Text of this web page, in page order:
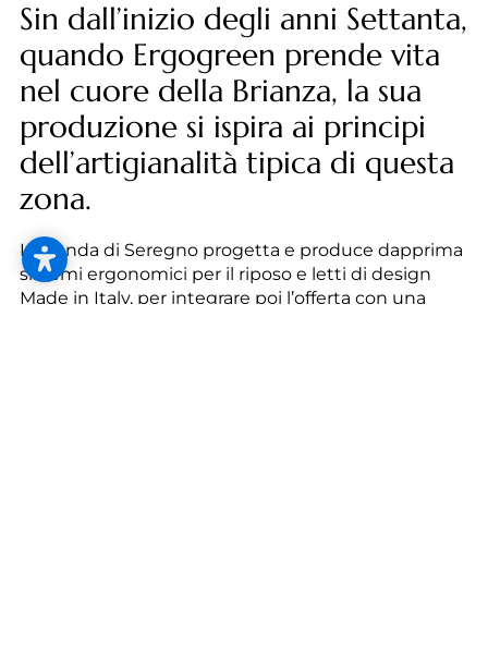
--
Sin dall’inizio degli anni Settanta,
quando Ergogreen prende vita
nel cuore della Brianza, la sua
produzione si ispira ai principi
dell’artigianalità tipica di questa
zona.
L’azienda di Seregno progetta e produce dapprima
sistemi ergonomici per il riposo e letti di design
Made in Italy, per integrare poi l’offerta con una